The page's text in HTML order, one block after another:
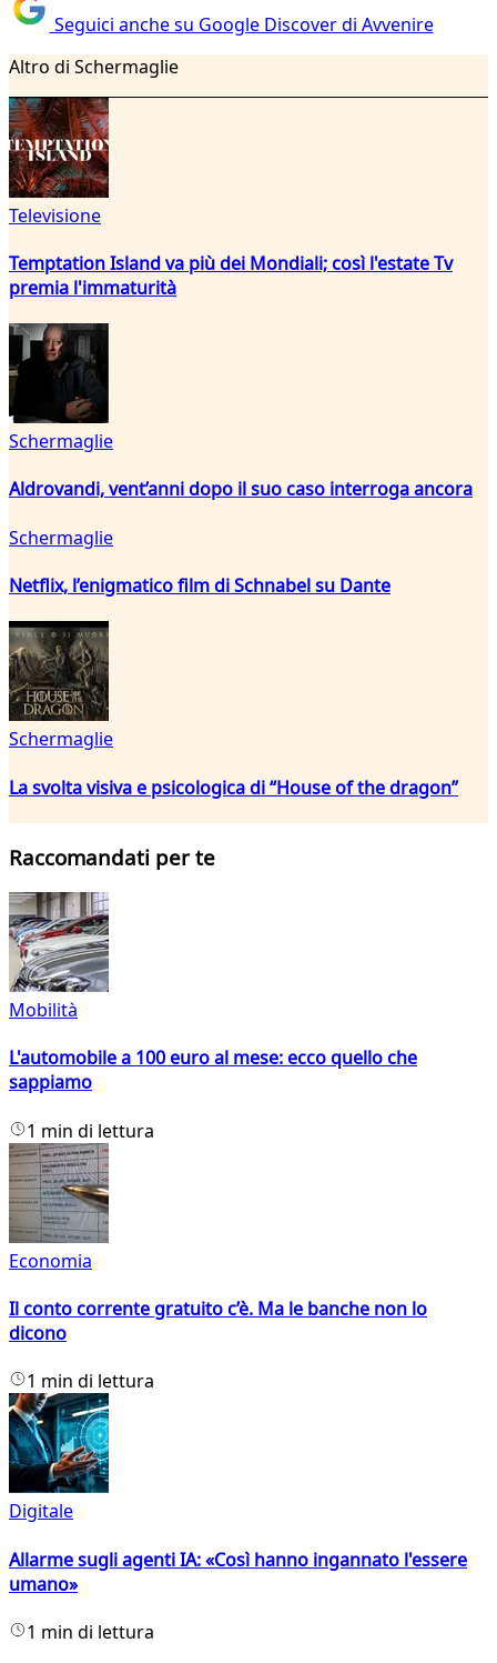
Seguici anche su Google Discover di Avvenire
Altro di Schermaglie
Televisione
Temptation Island va più dei Mondiali; così l'estate Tv
premia l'immaturità
Schermaglie
Aldrovandi, vent’anni dopo il suo caso interroga ancora
Schermaglie
Netflix, l’enigmatico film di Schnabel su Dante
Schermaglie
La svolta visiva e psicologica di “House of the dragon”
Raccomandati per te
Mobilità
L'automobile a 100 euro al mese: ecco quello che
sappiamo
1 min di lettura
Economia
Il conto corrente gratuito c’è. Ma le banche non lo
dicono
1 min di lettura
Digitale
Allarme sugli agenti IA: «Così hanno ingannato l'essere
umano»
1 min di lettura